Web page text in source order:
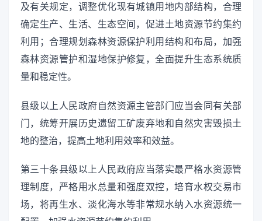
及有关规定，调整优化现有城镇用地内部结构，合理
确定生产、生活、生态空间，促进土地资源节约集约
利用；合理规划森林资源保护利用结构和布局，加强
森林资源管护和湿地保护修复，全面提升生态系统质
量和稳定性。
县级以上人民政府自然资源主管部门应当会同有关部
门，统筹开展历史遗留工矿废弃地和自然灾害毁损土
地的整治，提高土地利用效率和效益。
第三十条县级以上人民政府应当落实最严格水资源管
理制度，严格用水总量和强度双控，培育水权交易市
场，将再生水、淡化海水等非常规水纳入水资源统一